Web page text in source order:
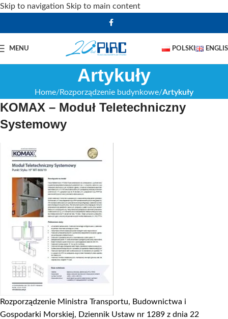
Skip to navigation Skip to main content
MENU POLSKI
Artykuły
Home Rozporządzenie budynkowe Artykuły
KOMAX – Moduł Teletechniczny
Systemowy
Rozporządzenie Ministra Transportu, Budownictwa i
Gospodarki Morskiej, Dziennik Ustaw nr 1289 z dnia 22